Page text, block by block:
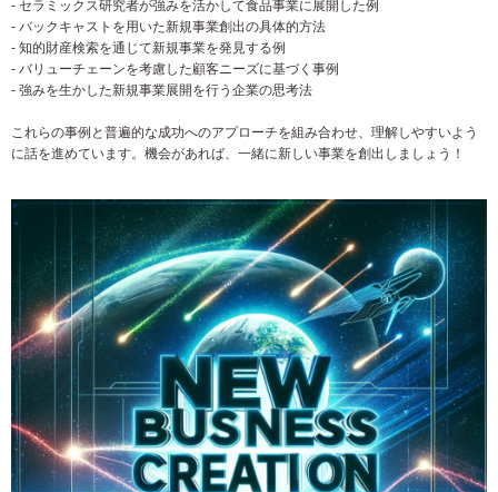
- セラミックス研究者が強みを活かして食品事業に展開した例
- バックキャストを用いた新規事業創出の具体的方法
- 知的財産検索を通じて新規事業を発見する例
- バリューチェーンを考慮した顧客ニーズに基づく事例
- 強みを生かした新規事業展開を行う企業の思考法
これらの事例と普遍的な成功へのアプローチを組み合わせ、理解しやすいよう
に話を進めています。機会があれば、一緒に新しい事業を創出しましょう！